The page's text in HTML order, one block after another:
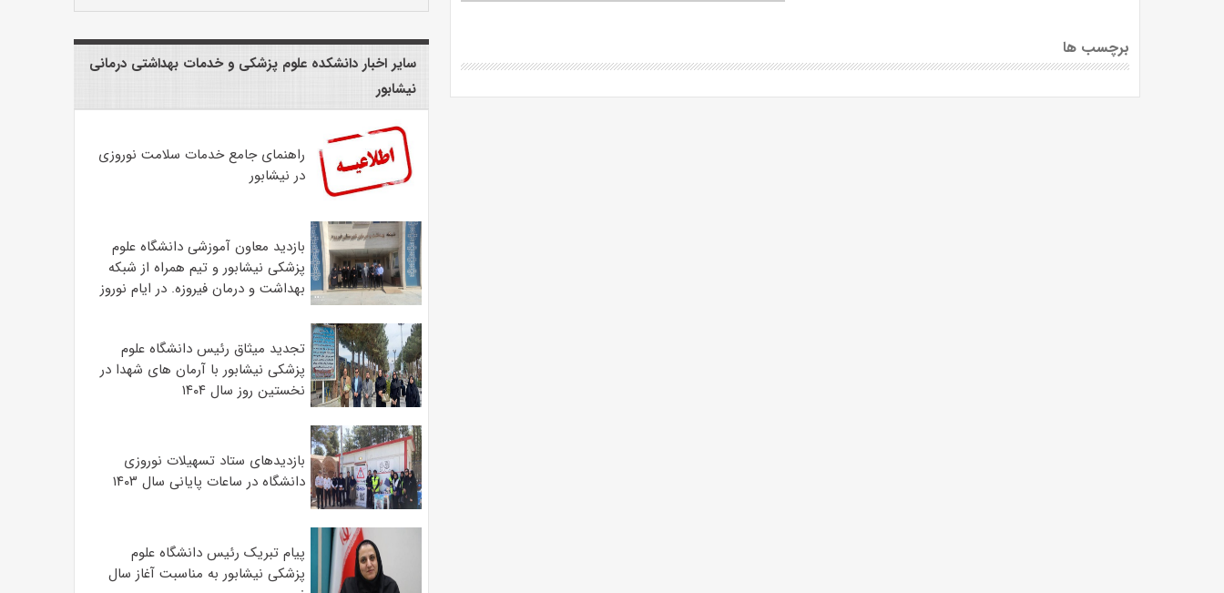
برچسب ها
سایر اخبار دانشکده علوم پزشکی و خدمات بهداشتی درمانی
نیشابور
راهنمای جامع خدمات سلامت نوروزی
در نیشابور
بازدید معاون آموزشی دانشگاه علوم
پزشکی نیشابور و تیم همراه از شبکه
بهداشت و درمان فیروزه. در ایام نوروز
تجدید میثاق رئیس دانشگاه علوم
پزشکی نیشابور با آرمان های شهدا در
نخستین روز سال ۱۴۰۴
بازدیدهای ستاد تسهیلات نوروزی
دانشگاه در ساعات پایانی سال ۱۴۰۳
پیام تبریک رئیس دانشگاه علوم
پزشکی نیشابور به مناسبت آغاز سال